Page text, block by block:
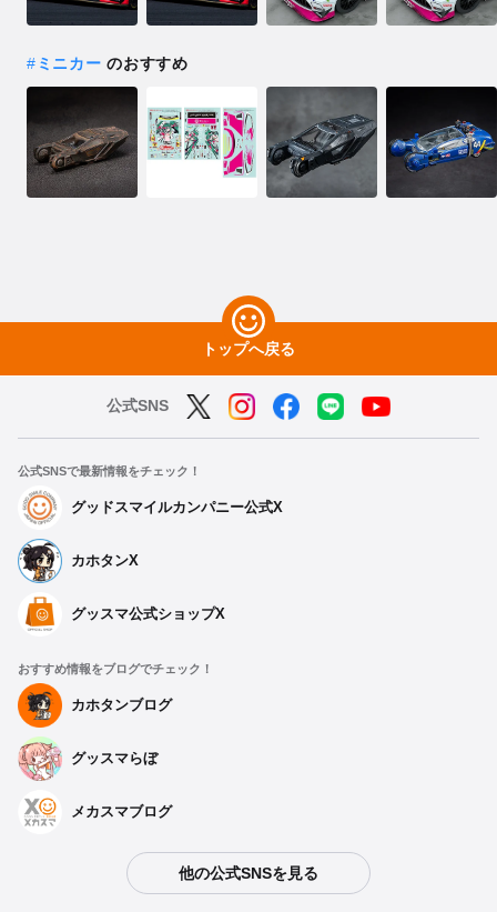
【二次再販】 1/64 グッドスマイル 初音ミク AMG 2022 開幕戦
Ver. - 2027年01月発売予定
# ミニカー のおすすめ
トップへ戻る
公式SNS
公式SNSで最新情報をチェック！
グッドスマイルカンパニー公式X
カホタンX
グッスマ公式ショップX
おすすめ情報をブログでチェック！
カホタンブログ
グッスマらぼ
メカスマブログ
他の公式SNSを見る